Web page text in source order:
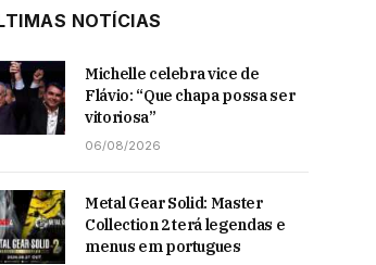
NOTÍCIAS
Michelle celebra vice de
Flávio: “Que chapa possa ser
vitoriosa”
06/08/2026
Metal Gear Solid: Master
Collection 2 terá legendas e
menus em portugues